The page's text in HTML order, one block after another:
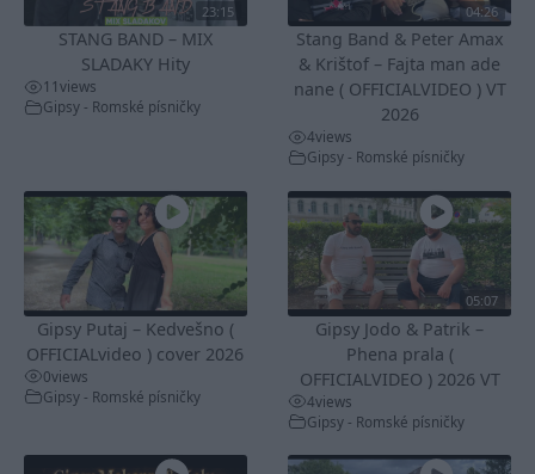
23:15
STANG BAND – MIX
SLADAKY Hity
11views
Gipsy - Romské písničky
04:26
Stang Band & Peter Amax
& Krištof – Fajta man ade
nane ( OFFICIALVIDEO ) VT
2026
4views
Gipsy - Romské písničky
Gipsy Putaj – Kedvešno (
OFFICIALvideo ) cover 2026
0views
Gipsy - Romské písničky
05:07
Gipsy Jodo & Patrik –
Phena prala (
OFFICIALVIDEO ) 2026 VT
4views
Gipsy - Romské písničky